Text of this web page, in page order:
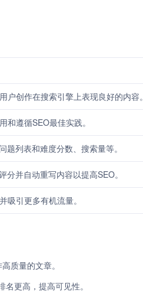
创作在搜索引擎上表现良好的内容。
和遵循SEO最佳实践。
列表和难度分数、搜索量等。
并自动重写内容以提高SEO。
吸引更多有机流量。
质量的文章。
更高，提高可见性。